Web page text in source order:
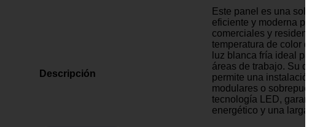
Descripción
Este panel es una
eficiente y moderna
comerciales y
temperatura de color de
luz blanca fría ideal
áreas de trabajo. Su
permite una instalación
modulares o
tecnología LED,
energético y una larga
quienes buscan reducir